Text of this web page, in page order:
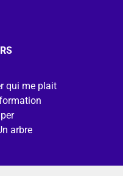
qui me plait
arbre